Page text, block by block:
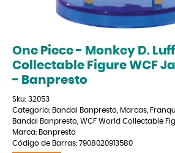
One Piece - Monkey D.
Collectable Figure WCF
- Banpresto
Sku: 32053
Categoria: Bandai Banpresto Marcas
Bandai Banpresto WCF World Collectable
Marca: Banpresto
Código de Barras: 7908020913580